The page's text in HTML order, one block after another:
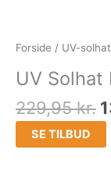
Forside / UV-
UV Solhat
229,95kr.
SE TILBUD